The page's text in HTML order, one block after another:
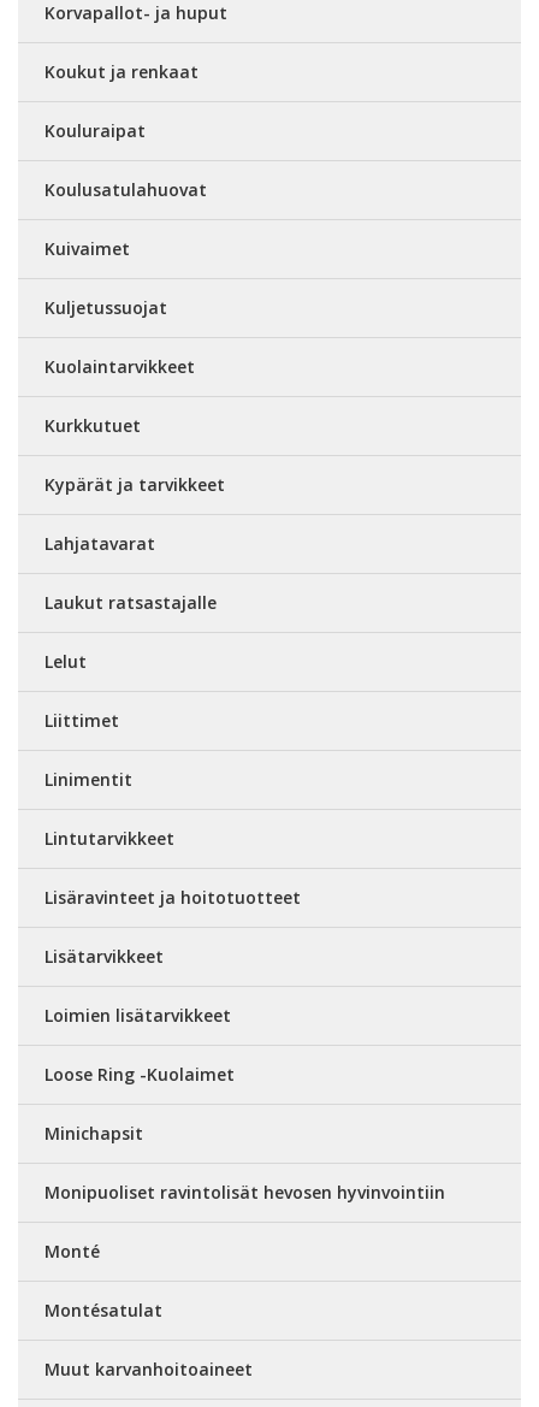
Korvapallot- ja huput
Koukut ja renkaat
Kouluraipat
Koulusatulahuovat
Kuivaimet
Kuljetussuojat
Kuolaintarvikkeet
Kurkkutuet
Kypärät ja tarvikkeet
Lahjatavarat
Laukut ratsastajalle
Lelut
Liittimet
Linimentit
Lintutarvikkeet
Lisäravinteet ja hoitotuotteet
Lisätarvikkeet
Loimien lisätarvikkeet
Loose Ring -Kuolaimet
Minichapsit
Monipuoliset ravintolisät hevosen hyvinvointiin
Monté
Montésatulat
Muut karvanhoitoaineet